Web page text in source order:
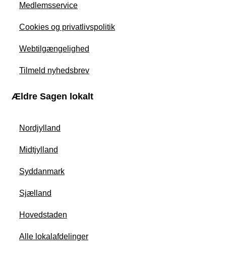
Medlemsservice
Cookies og privatlivspolitik
Webtilgængelighed
Tilmeld nyhedsbrev
Ældre Sagen lokalt
Nordjylland
Midtjylland
Syddanmark
Sjælland
Hovedstaden
Alle lokalafdelinger